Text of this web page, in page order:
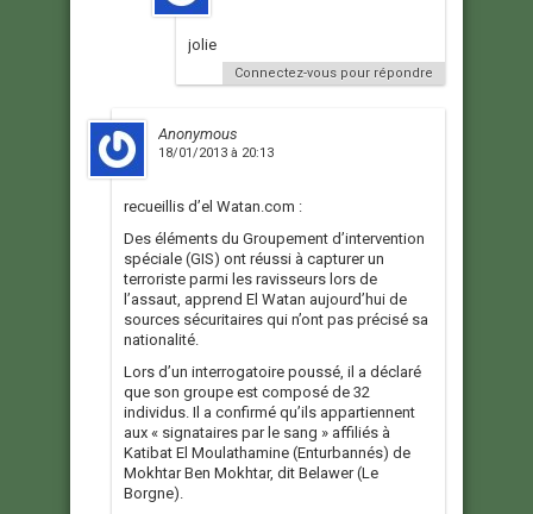
jolie
Connectez-vous pour répondre
Anonymous
18/01/2013 à 20:13
recueillis d’el Watan.com :
Des éléments du Groupement d’intervention
spéciale (GIS) ont réussi à capturer un
terroriste parmi les ravisseurs lors de
l’assaut, apprend El Watan aujourd’hui de
sources sécuritaires qui n’ont pas précisé sa
nationalité.
Lors d’un interrogatoire poussé, il a déclaré
que son groupe est composé de 32
individus. Il a confirmé qu’ils appartiennent
aux « signataires par le sang » affiliés à
Katibat El Moulathamine (Enturbannés) de
Mokhtar Ben Mokhtar, dit Belawer (Le
Borgne).